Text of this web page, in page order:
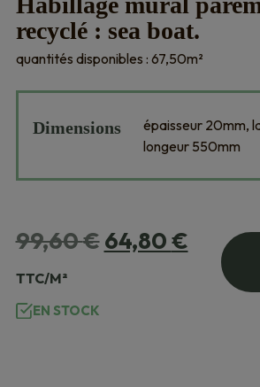
recyclé : sea boat.
quantités disponibles : 67,50m²
Dimensions
épaisseur 20mm,
longeur 550mm
99,60€Le
64,80€Le
prix
TTC/M²
EN STOCK